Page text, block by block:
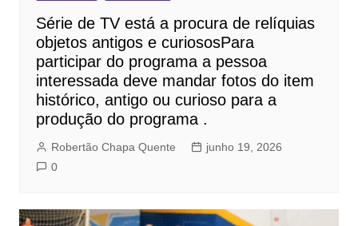
Série de TV está a procura de relíquias
objetos antigos e curiososPara
participar do programa a pessoa
interessada deve mandar fotos do item
histórico, antigo ou curioso para a
produção do programa .
Robertão Chapa Quente
junho 19, 2026
0